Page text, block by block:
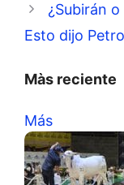
¿Subirán
Esto dijo Petro
Màs reciente
Más